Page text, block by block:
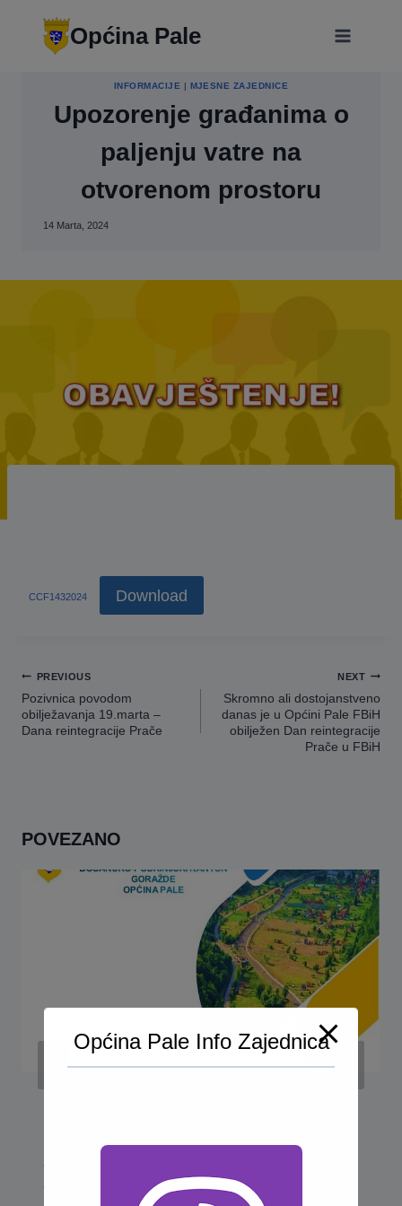
Općina Pale
INFORMACIJE MJESNE ZAJEDNICE
Upozorenje građanima o
paljenju vatre na
otvorenom prostoru
14 Marta, 2024
CCF1432024 Download
Navigacija
članaka
PREVIOUS
Pozivnica povodom
obilježavanja 19.marta –
Dana reintegracije Prače
NEXT
Skromno ali dostojanstveno
danas je u Općini Pale FBiH
obilježen Dan reintegracije
Prače u FBiH
POVEZANO
ODRŽAVANJA: Međujaz (MEĐAZ),
Općina Pale Info Zajednica